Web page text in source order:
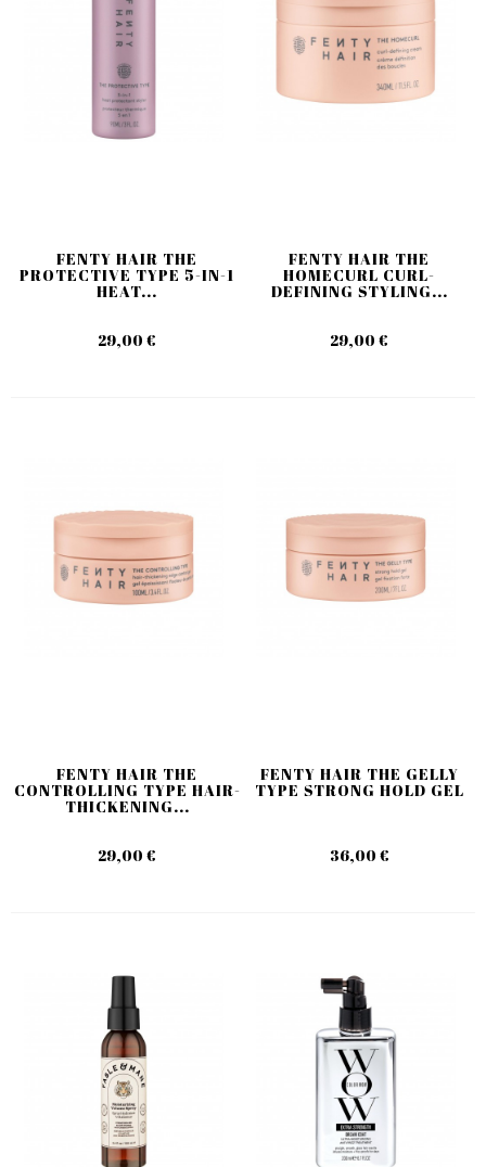
FENTY HAIR THE
PROTECTIVE TYPE 5-IN-1
HEAT...
29,00 €
FENTY HAIR THE
HOMECURL CURL-
DEFINING STYLING...
29,00 €
FENTY HAIR THE
CONTROLLING TYPE HAIR-
THICKENING...
29,00 €
FENTY HAIR THE GELLY
TYPE STRONG HOLD GEL
36,00 €